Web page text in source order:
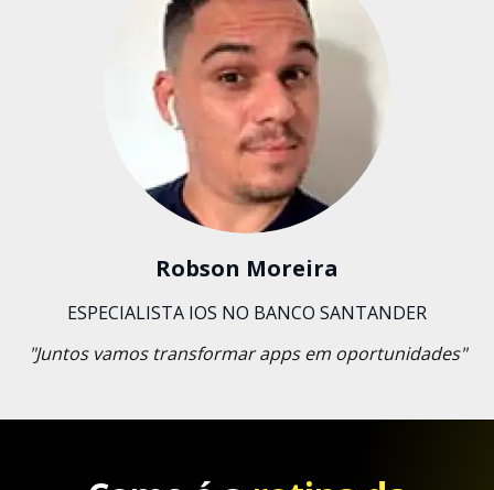
Robson Moreira
ESPECIALISTA IOS NO BANCO SANTANDER
"Juntos vamos transformar apps em oportunidades"